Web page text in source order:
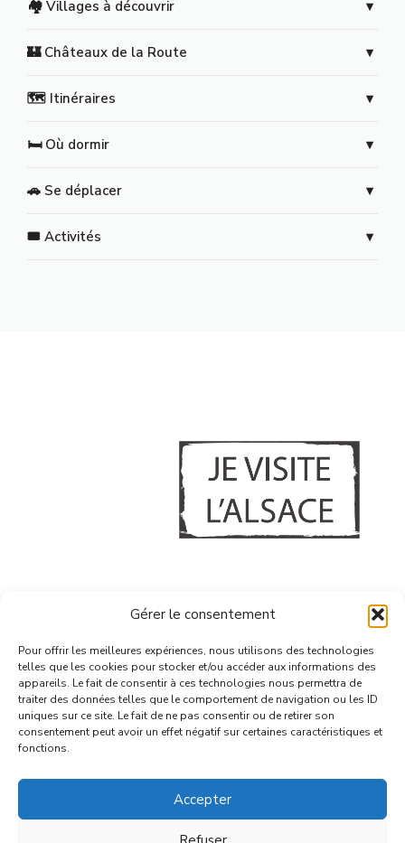
Gérer le consentement
Pour offrir les meilleures expériences, nous utilisons des technologies
telles que les cookies pour stocker et/ou accéder aux informations des
appareils. Le fait de consentir à ces technologies nous permettra de
traiter des données telles que le comportement de navigation ou les ID
uniques sur ce site. Le fait de ne pas consentir ou de retirer son
consentement peut avoir un effet négatif sur certaines caractéristiques et
fonctions.
Accepter
🏘️ Villages à découvrir
🏰 Châteaux de la Route
🗺️ Itinéraires
🛏️ Où dormir
🚗 Se déplacer
🎟️ Activités
CONFIDENTIALITE & COOKIES
GERER MES COOKIES
CONTACT
© 2026 | VBA - tous droits réservés